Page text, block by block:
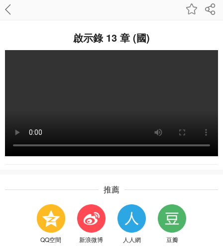
啟示錄 13 章 (國)
推薦
QQ空間 新浪微博 人人網 豆瓣